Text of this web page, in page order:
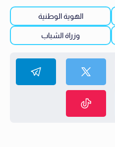
الهوية الوطنية
وزراة الشباب